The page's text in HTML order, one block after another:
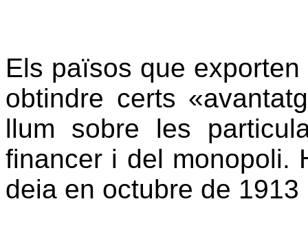
Els països que
obtindre certs
llum sobre les
financer i del monopoli.
deia en octubre de